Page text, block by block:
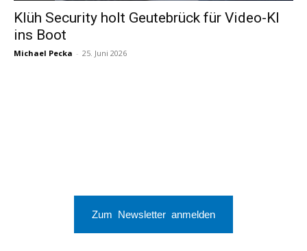
Klüh Security holt Geutebrück für Video-KI
ins Boot
Michael Pecka - 25. Juni 2026
Zum Newsletter anmelden